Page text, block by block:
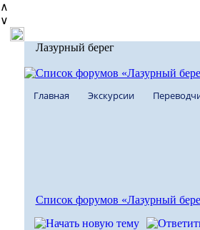
∧
∨
Лазурный берег
Главная Экскурсии
Список форумов «Лазурный